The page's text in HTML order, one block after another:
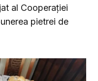
al Cooperației
pietrei de